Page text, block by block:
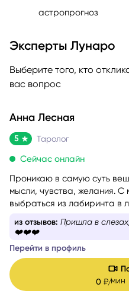
астропрогноз
Эксперты Лунаро
Выберите того, кто
вас вопрос
Анна Лесная
5 Таролог
Сейчас онлайн
Проникаю в самую суть
мысли, чувства, желания.
выбраться из лабиринта в
формулировкой. На
из отзывов: Пришла в
❤️❤️❤️
Перейти в профиль
0 ₽/